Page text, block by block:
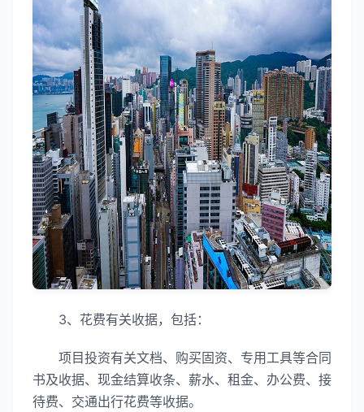
3、花费有关收据，包括：
项目投资有关文档、购买固资、专用工具等合同
书及收据、现金结算收条、薪水、租金、办公费、接
待费、交通出行花费等收据。